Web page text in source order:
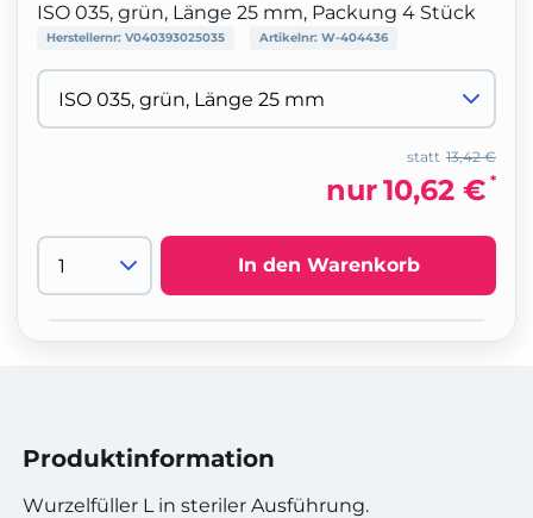
ISO 035, grün, Länge 25 mm, Packung 4 Stück
Herstellernr: V040393025035 Artikelnr: W-404436
13,42 €
statt
nur10,62 € *
In den Warenkorb
Produktinformation
Wurzelfüller L in steriler Ausführung.